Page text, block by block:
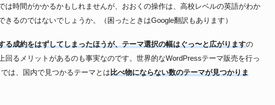
は時間がかかるかもしれませんが、おおくの操作は、高校レベルの英語がわか
きるのではないでしょうか。（困ったときはGoogle翻訳もあります）
る成約をはずしてしまったほうが、テーマ選択の幅はぐっ〜と広がりますの
回るメリットがあるのも事実なのです。世界的なWordPressテーマ販売を行っ
は、国内で見つかるテーマとは比べ物にならない数のテーマが見つかりま